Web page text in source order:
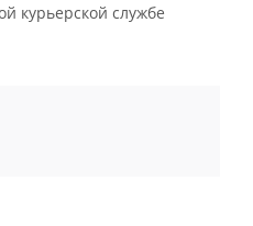
курьерской службе